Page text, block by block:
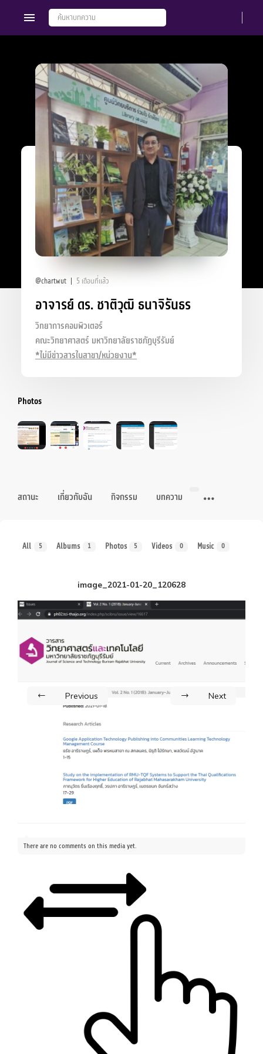
@chartwut 5 เดือนที่แล้ว
อาจารย์ ดร. ชาติวุฒิ ธนาจิรันธร
วิทยาการคอมพิวเตอร์
คณะวิทยาศาสตร์ มหาวิทยาลัยราชภัฏบุรีรัมย์
*ไม่มีข่าวสารในสาขา/หน่วยงาน*
Photos
สถานะ เกี่ยวกับฉัน กิจกรรม บทความ
All 5 Albums 1 Photos 5 Videos 0 Music 0
image_2021-01-20_120628
Previous Next
There are no comments on this media yet.
Groups